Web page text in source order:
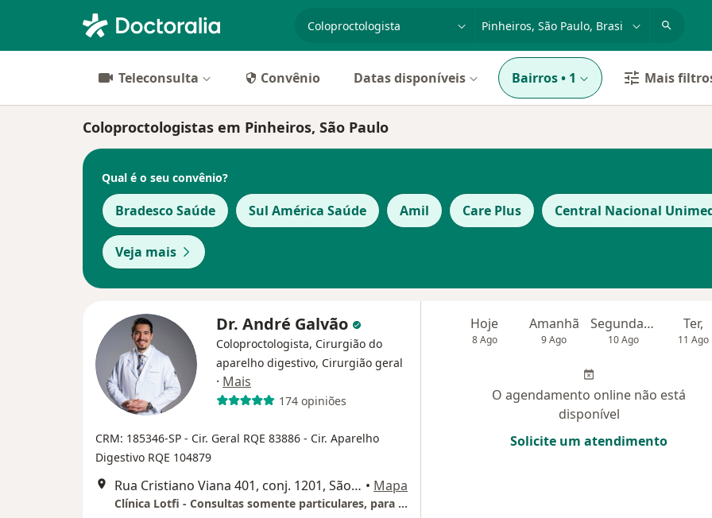
Teleconsulta Convênio Datas disponíveis Bairros• 1 Mais
Coloproctologistas em Pinheiros, São Paulo
Qual é o seu convênio?
Bradesco Saúde Sul América Saúde Amil Care Plus Central Nacional
Veja mais
Dr. André Galvão
Coloproctologista, Cirurgião do
aparelho digestivo, Cirurgião geral
· Mais
174 opiniões
CRM: 185346-SP - Cir. Geral RQE 83886 - Cir. Aparelho
Digestivo RQE 104879
Rua Cristiano Viana 401, conj. 1201, São Paulo • Mapa
Clínica Lotfi - Consultas somente particulares, para Cirurgia pelo convênio favor entrar em contato para checar elegibilidade do seu Plano
Hoje
8 Ago
Amanhã
9 Ago
Segunda-feira
10 Ago
Ter,
11 Ago
O agendamento online não está
disponível
Solicite um atendimento